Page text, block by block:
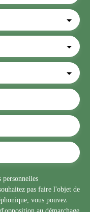
personnelles
pas faire l'objet de
vous pouvez
au démarchage